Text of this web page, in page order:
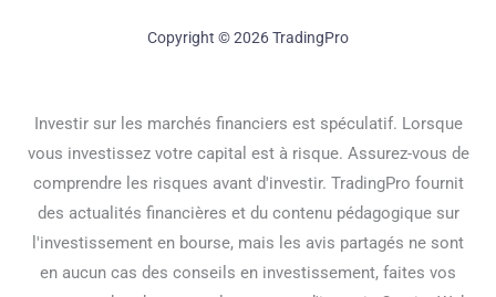
Copyright © 2026 TradingPro
Investir sur les marchés financiers est spéculatif. Lorsque
vous investissez votre capital est à risque. Assurez-vous de
comprendre les risques avant d'investir. TradingPro fournit
des actualités financières et du contenu pédagogique sur
l'investissement en bourse, mais les avis partagés ne sont
en aucun cas des conseils en investissement, faites vos